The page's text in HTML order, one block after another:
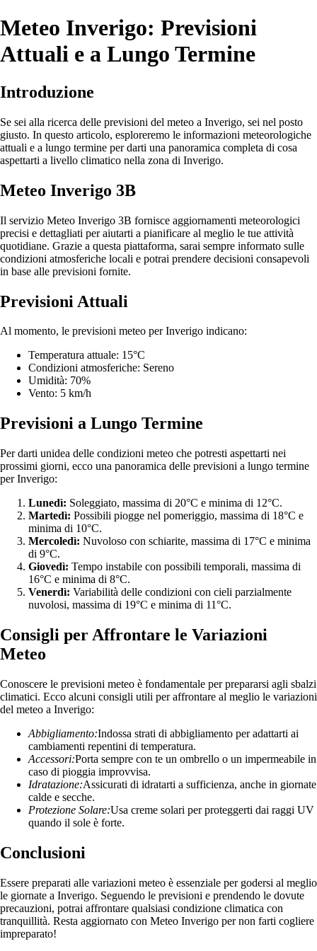
Meteo Inverigo: Previsioni
Attuali e a Lungo Termine
Introduzione
Se sei alla ricerca delle previsioni del meteo a Inverigo, sei nel posto
giusto. In questo articolo, esploreremo le informazioni meteorologiche
attuali e a lungo termine per darti una panoramica completa di cosa
aspettarti a livello climatico nella zona di Inverigo.
Meteo Inverigo 3B
Il servizio Meteo Inverigo 3B fornisce aggiornamenti meteorologici
precisi e dettagliati per aiutarti a pianificare al meglio le tue attività
quotidiane. Grazie a questa piattaforma, sarai sempre informato sulle
condizioni atmosferiche locali e potrai prendere decisioni consapevoli
in base alle previsioni fornite.
Previsioni Attuali
Al momento, le previsioni meteo per Inverigo indicano:
Temperatura attuale: 15°C
Condizioni atmosferiche: Sereno
Umidità: 70%
Vento: 5 km/h
Previsioni a Lungo Termine
Per darti unidea delle condizioni meteo che potresti aspettarti nei
prossimi giorni, ecco una panoramica delle previsioni a lungo termine
per Inverigo:
Lunedì: Soleggiato, massima di 20°C e minima di 12°C.
Martedì: Possibili piogge nel pomeriggio, massima di 18°C e
minima di 10°C.
Mercoledì: Nuvoloso con schiarite, massima di 17°C e minima
di 9°C.
Giovedì: Tempo instabile con possibili temporali, massima di
16°C e minima di 8°C.
Venerdì: Variabilità delle condizioni con cieli parzialmente
nuvolosi, massima di 19°C e minima di 11°C.
Consigli per Affrontare le Variazioni
Meteo
Conoscere le previsioni meteo è fondamentale per prepararsi agli sbalzi
climatici. Ecco alcuni consigli utili per affrontare al meglio le variazioni
del meteo a Inverigo:
Abbigliamento:Indossa strati di abbigliamento per adattarti ai
cambiamenti repentini di temperatura.
Accessori:Porta sempre con te un ombrello o un impermeabile in
caso di pioggia improvvisa.
Idratazione:Assicurati di idratarti a sufficienza, anche in giornate
calde e secche.
Protezione Solare:Usa creme solari per proteggerti dai raggi UV
quando il sole è forte.
Conclusioni
Essere preparati alle variazioni meteo è essenziale per godersi al meglio
le giornate a Inverigo. Seguendo le previsioni e prendendo le dovute
precauzioni, potrai affrontare qualsiasi condizione climatica con
tranquillità. Resta aggiornato con Meteo Inverigo per non farti cogliere
impreparato!